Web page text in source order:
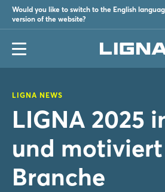
Would you like to switch to the English
version of the website?
LIGNA NEWS
LIGNA 2025
und
Branche